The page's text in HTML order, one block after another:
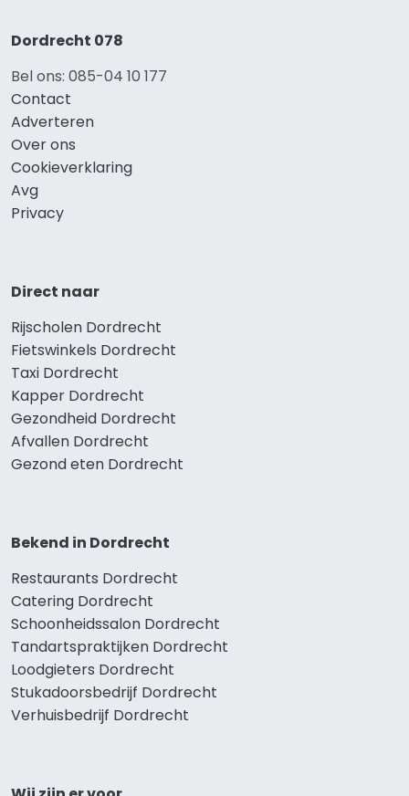
Dordrecht 078
Bel ons: 085-04 10 177
Contact
Adverteren
Over ons
Cookieverklaring
Avg
Privacy
Direct naar
Rijscholen Dordrecht
Fietswinkels Dordrecht
Taxi Dordrecht
Kapper Dordrecht
Gezondheid Dordrecht
Afvallen Dordrecht
Gezond eten Dordrecht
Bekend in Dordrecht
Restaurants Dordrecht
Catering Dordrecht
Schoonheidssalon Dordrecht
Tandartspraktijken Dordrecht
Loodgieters Dordrecht
Stukadoorsbedrijf Dordrecht
Verhuisbedrijf Dordrecht